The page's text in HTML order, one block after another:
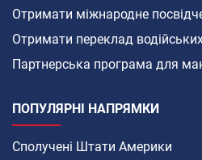
Отримати міжнародне
Отримати переклад
Партнерська програма для
ПОПУЛЯРНІ НАПРЯМКИ
Сполучені Штати Америки